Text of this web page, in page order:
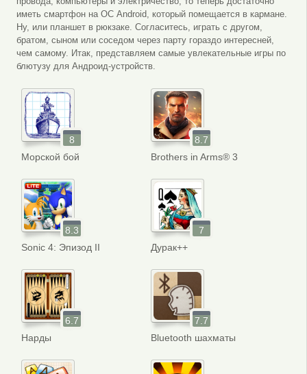
иметь смартфон на ОС Android, который помещается в кармане.
Ну, или планшет в рюкзаке. Согласитесь, играть с другом,
братом, сыном или соседом через парту гораздо интересней,
чем самому. Итак, представляем самые увлекательные игры по
блютузу для Андроид-устройств.
8
Морской бой
8.7
Brothers in Arms® 3
8.3
Sonic 4: Эпизод II
7
Дурак++
6.7
Нарды
7.7
Bluetooth шахматы